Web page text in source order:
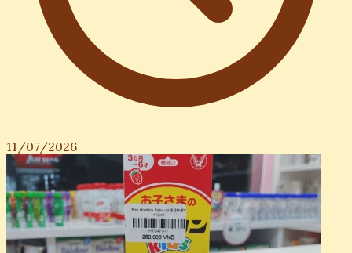
11/07/2026